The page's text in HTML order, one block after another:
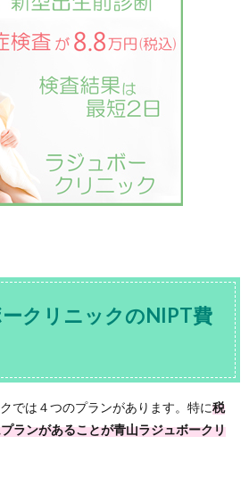
クリニックのNIPT費
では４つのプランがあります。特に税
ランがあることが青山ラジュボークリ